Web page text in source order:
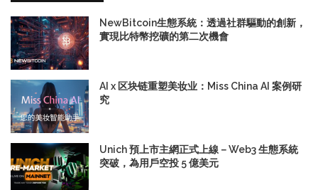
NewBitcoin生態系統：透過社群驅動的創新，
實現比特幣挖礦的第二次機會
AI x 区块链重塑美妆业：Miss China AI 案例研
究
Unich 預上市主網正式上線－Web3 生態系統
突破，為用戶空投 5 億美元